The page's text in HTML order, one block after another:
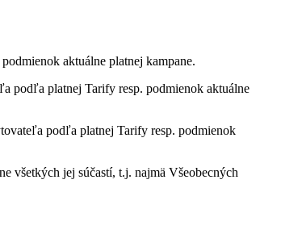
aktuálne platnej kampane.
podľa platnej Tarify resp. podmienok aktuálne
podľa platnej Tarify resp. podmienok
všetkých jej súčastí, t.j. najmä Všeobecných